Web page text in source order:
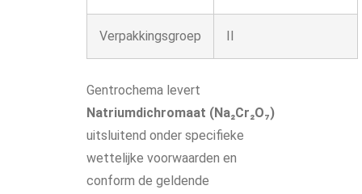
Verpakkingsgroep II
Gentrochema levert
Natriumdichromaat (Na₂Cr₂O₇)
uitsluitend onder specifieke
wettelijke voorwaarden en
conform de geldende